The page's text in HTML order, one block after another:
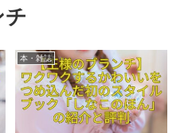
本・雑誌